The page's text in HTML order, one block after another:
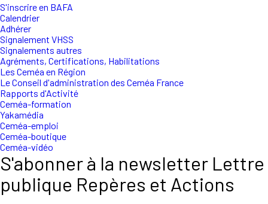
S'inscrire en BAFA
Calendrier
Adhérer
Signalement VHSS
Signalements autres
Agréments, Certifications, Habilitations
Les Ceméa en Région
Le Conseil d'administration des Ceméa France
Rapports d'Activité
Ceméa-formation
Yakamédia
Ceméa-emploi
Ceméa-boutique
Ceméa-vidéo
S'abonner à la newsletter Lettre
publique Repères et Actions